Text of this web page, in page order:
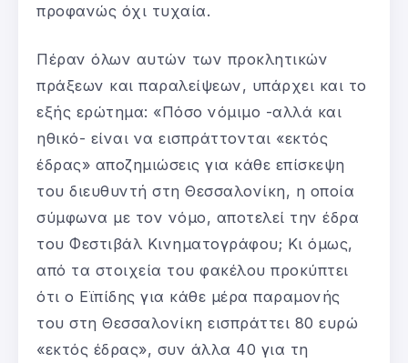
προφανώς όχι τυχαία.
Πέραν όλων αυτών των προκλητικών
πράξεων και παραλείψεων, υπάρχει και το
εξής ερώτημα: «Πόσο νόμιμο -αλλά και
ηθικό- είναι να εισπράττονται «εκτός
έδρας» αποζημιώσεις για κάθε επίσκεψη
του διευθυντή στη Θεσσαλονίκη, η οποία
σύμφωνα με τον νόμο, αποτελεί την έδρα
του Φεστιβάλ Κινηματογράφου; Κι όμως,
από τα στοιχεία του φακέλου προκύπτει
ότι ο Εϊπίδης για κάθε μέρα παραμονής
του στη Θεσσαλονίκη εισπράττει 80 ευρώ
«εκτός έδρας», συν άλλα 40 για τη